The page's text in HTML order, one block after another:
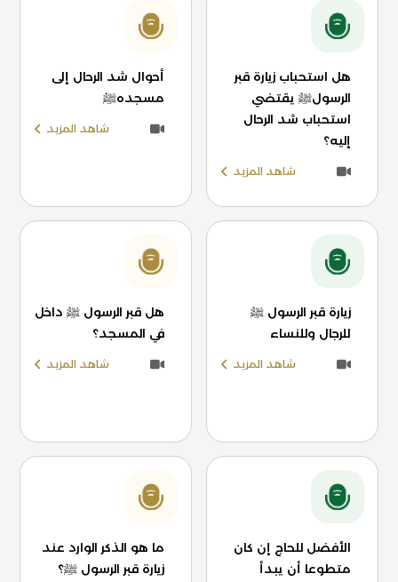
هل استحباب زيارة قبر
الرسولﷺ يقتضي
استحباب شد الرحال
إليه؟
شاهد المزيد
أحوال شد الرحال إلى
مسجدهﷺ
شاهد المزيد
زيارة قبر الرسول ﷺ
للرجال وللنساء
شاهد المزيد
هل قبر الرسول ﷺ داخل
في المسجد؟
شاهد المزيد
الأفضل للحاج إن كان
متطوعا أن يبدأ
ما هو الذكر الوارد عند
زيارة قبر الرسول ﷺ؟